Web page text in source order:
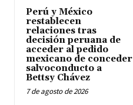
Perú y México
restablecen
relaciones tras
decisión peruana de
acceder al pedido
mexicano de conceder
salvoconducto a
Bettsy Chávez
7 de agosto de 2026